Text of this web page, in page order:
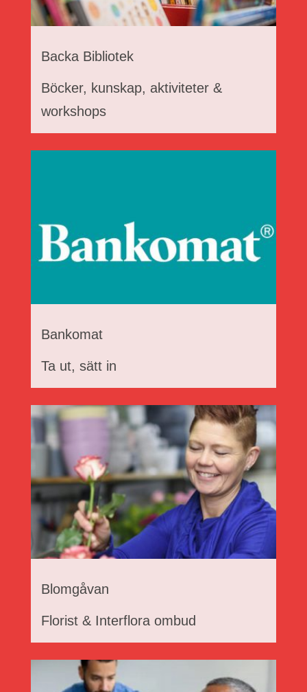
Backa Bibliotek
Böcker, kunskap, aktiviteter &
workshops
Bankomat
Ta ut, sätt in
Blomgåvan
Florist & Interflora ombud